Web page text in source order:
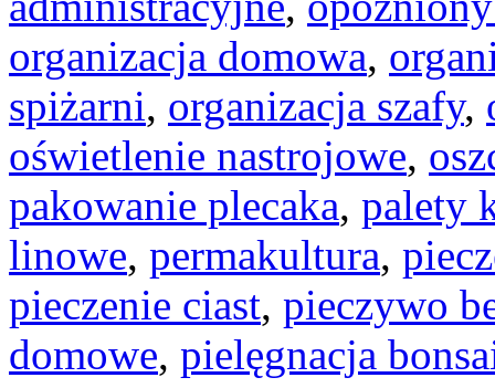
organizacja domowa,
spiżarni, organizacja szafy,
oświetlenie nastrojowe,
pakowanie plecaka, palety
linowe, permakultura,
pieczenie ciast, pieczywo
domowe, pielęgnacja